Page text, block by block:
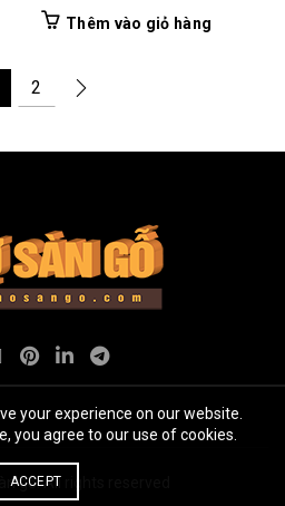
gốc
hiện
Thêm vào giỏ hàng
2
gỗ. All rights reserved
your experience on our website.
you agree to our use of cookies.
ACCEPT